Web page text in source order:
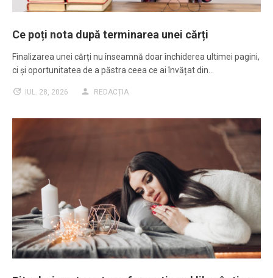
Ce poți nota după terminarea unei cărți
Finalizarea unei cărți nu înseamnă doar închiderea ultimei pagini,
ci și oportunitatea de a păstra ceea ce ai învățat din…
IUL. 28, 2026 REDACȚIA